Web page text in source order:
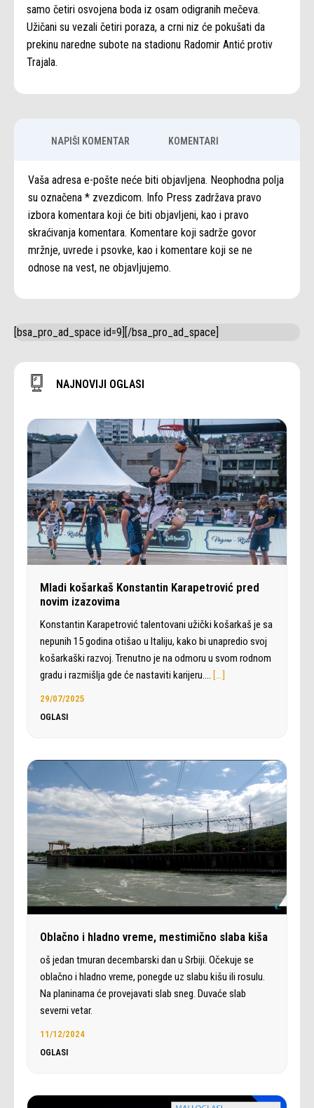
samo četiri osvojena boda iz osam odigranih mečeva.
Užičani su vezali četiri poraza, a crni niz će pokušati da
prekinu naredne subote na stadionu Radomir Antić protiv
Trajala.
NAPIŠI KOMENTAR KOMENTARI
Vaša adresa e-pošte neće biti objavljena. Neophodna polja
su označena * zvezdicom. Info Press zadržava pravo
izbora komentara koji će biti objavljeni, kao i pravo
skraćivanja komentara. Komentare koji sadrže govor
mržnje, uvrede i psovke, kao i komentare koji se ne
odnose na vest, ne objavljujemo.
[bsa_pro_ad_space id=9][/bsa_pro_ad_space]
NAJNOVIJI OGLASI
Mladi košarkaš Konstantin Karapetrović pred
novim izazovima
Konstantin Karapetrović talentovani užički košarkaš je sa
nepunih 15 godina otišao u Italiju, kako bi unapredio svoj
košarkaški razvoj. Trenutno je na odmoru u svom rodnom
gradu i razmišlja gde će nastaviti karijeru.… […]
29/07/2025
OGLASI
Oblačno i hladno vreme, mestimično slaba kiša
oš jedan tmuran decembarski dan u Srbiji. Očekuje se
oblačno i hladno vreme, ponegde uz slabu kišu ili rosulu.
Na planinama će provejavati slab sneg. Duvaće slab
severni vetar.
11/12/2024
OGLASI